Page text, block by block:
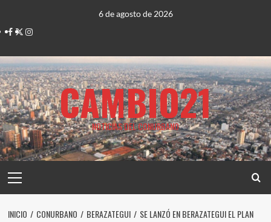
contenido
6 de agosto de 2026
Facebook
TwitterInstagram
CAMBIO21
NOTICIAS DEL CONURBANO
principal
INICIO CONURBANO BERAZATEGUI
SE LANZÓ EN BERAZATEGUI EL PLAN